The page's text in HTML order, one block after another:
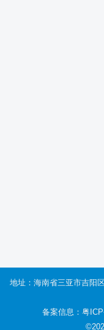
地址：海南省三亚市吉阳
备案信息：粤